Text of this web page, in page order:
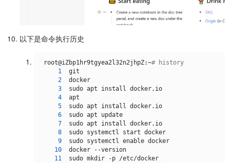
以下是命令执行历史
root@iZbp1hr9tgyea2l32n2jhpZ:~# history
1
  git
2
  docker
3
  sudo apt install docker.io
4
  apt
5
  sudo apt install docker.io
6
  sudo apt update
7
  sudo apt install docker.io
8
  sudo systemctl start docker
9
  sudo systemctl enable docker
10
  docker --version
11
  sudo mkdir -p /etc/docker